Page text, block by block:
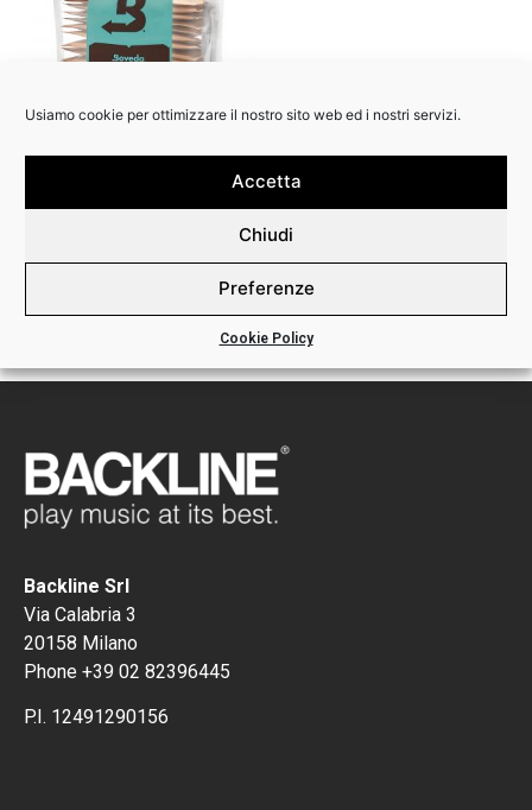
Usiamo cookie per ottimizzare il nostro sito web ed i nostri servizi.
Accetta
Chiudi
Preferenze
Cookie Policy
MB72-60-20P – 20 BUSTINE
Backline Srl
Via Calabria 3
20158 Milano
Phone +39 02 82396445
P.I. 12491290156